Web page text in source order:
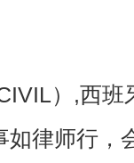
）,西
如律师行，